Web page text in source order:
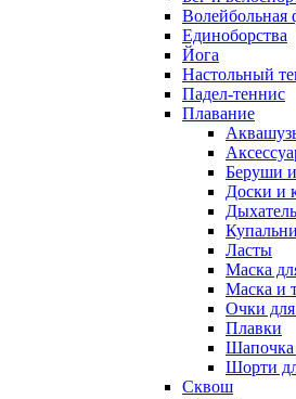
Волейбольная
Единоборства
Йога
Настольный
Падел-теннис
Плавание
Беруши
Доски и
Ласты
Маска
Маска и
Очки
Плавки
Шапочка
Шорти
Сквош